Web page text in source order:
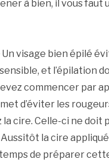
à bien, il vous
Un visage bien épilé
et l’épilation
commencer par
d’éviter les
la cire. Celle-ci ne
la cire
temps de préparer